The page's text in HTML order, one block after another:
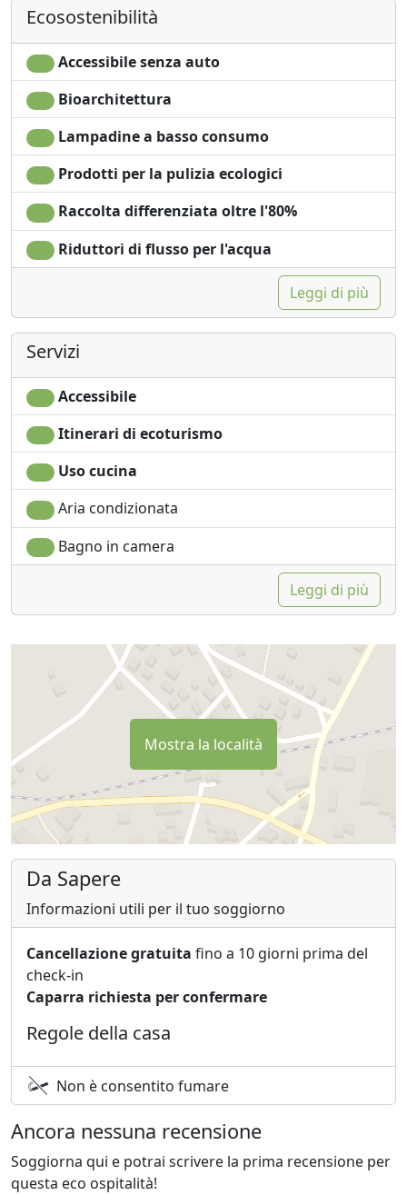
* Microonde
* Frullatore professionale VITAMIX
Sono vegetariano e questo è un ambiente orientato alla
sobrietà. Io non bevo, ma se ogni tanto ti va un
bicchiere di vino o una birra, va bene. È una casa di
ritiro tranquilla, non una casa per feste.
Ecosostenibilità
Accessibile senza auto
Bioarchitettura
Lampadine a basso consumo
Prodotti per la pulizia ecologici
Raccolta differenziata oltre l'80%
Riduttori di flusso per l'acqua
Leggi di più
Servizi
Accessibile
Itinerari di ecoturismo
Uso cucina
Aria condizionata
Bagno in camera
Leggi di più
Mostra la località
Da Sapere
Informazioni utili per il tuo soggiorno
Cancellazione gratuita fino a 10 giorni prima del
check-in
Caparra richiesta per confermare
Regole della casa
Non è consentito fumare
Ancora nessuna recensione
Soggiorna qui e potrai scrivere la prima recensione per
questa eco ospitalità!